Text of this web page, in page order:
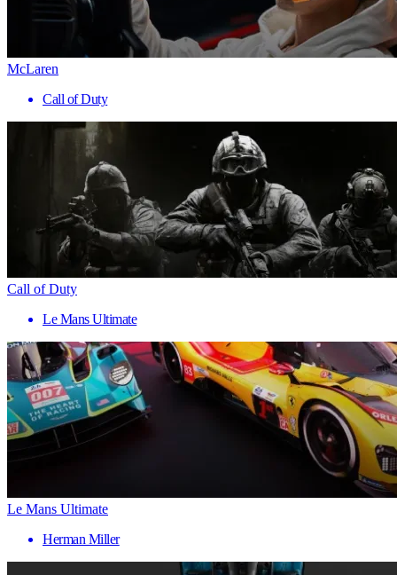
McLaren
Call of Duty
Call of Duty
Le Mans Ultimate
Le Mans Ultimate
Herman Miller